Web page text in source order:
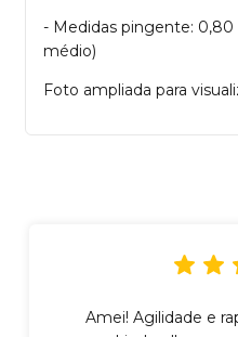
- Medidas pingente:
médio)
Foto ampliada para
Amei! Agilidade e